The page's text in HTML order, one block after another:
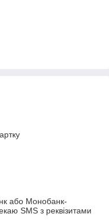
або Монобанк-
SMS з реквізитами